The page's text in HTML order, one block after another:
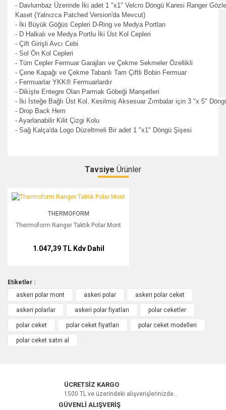
- Davlumbaz Üzerinde İki adet 1 "x1" Velcro Döngü Karesi Ranger
Kaset (Yalnızca Patched Version'da Mevcut)
- İki Büyük Göğüs Cepleri D-Ring ve Medya Portları
- D Halkalı ve Medya Portlu İki Üst Kol Cepleri
- Çift Girişli Avcı Cebi
- Sol Ön Kol Cepleri
- Tüm Cepler Fermuar Garajları ve Çekme Sekmeler Özellikli
- Çene Kapağı ve Çekme Tabanlı Tam Çiftli Bobin Fermuar
- Fermuarlar YKK® Fermuarlardır
- Dikişte Entegre Olan Parmak Göbeği Manşetleri
- İki İsteğe Bağlı Üst Kol, Kesilmiş Aksesuar Zımbalar için 3 "x 5"
- Drop Back Hem
- Ayarlanabilir Kilit Çizgi Kolu
- Sağ Kalça'da Logo Düzeltmeli Bir adet 1 "x1" Döngü Şişesi
Faruk Fidan
Ürünü yeni aldım. Kesinlikle çok iyi. Gelene kadar şüphelerim
Şiddetle tavsiye ediyorum
Süper bi ürün kalitesi ve kapişpnlu oluşu çok güzel kesinlikle
alınır soğuk iklimde çalışanlar için birebir
Deniz Fidan | 16/04/2017
Tavsiye Ürünler
Thermoform Ranger Taktik Polar Mont
THERMOFORM
Thermoform Ranger Taktik Polar Mont
1.047,39 TL Kdv Dahil
Etiketler :
askeri polar mont
askeri polar askeri polar ceket
askeri polarlar askeri polar fiyatları polar ceketler
polar ceket polar ceket fiyatları polar ceket modelleri
polar ceket satın al
ÜCRETSİZ KARGO
1500 TL ve üzerindeki alışverişlerinizde...
GÜVENLİ ALIŞVERİŞ